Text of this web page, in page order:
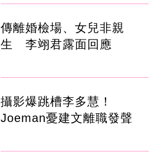
傳離婚檢場、女兒非親
生 李翊君露面回應
攝影爆跳槽李多慧！
Joeman憂建文離職發聲